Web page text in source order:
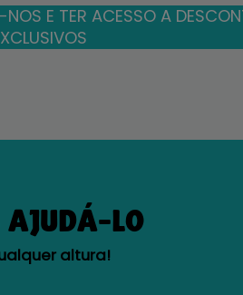
NOS E TER ACESSO A
AJUDÁ-LO
altura!